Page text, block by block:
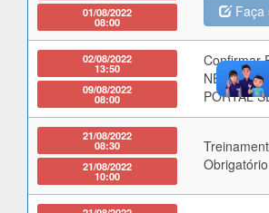
01/08/2022
08:00
Faça
02/08/2022
13:50
09/08/2022
08:00
Confirmar
PORTAL
21/08/2022
08:30
21/08/2022
10:00
Obrigatório